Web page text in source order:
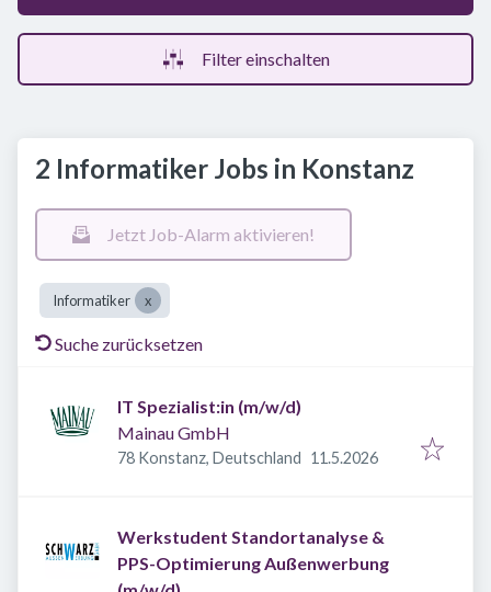
Filter einschalten
2 Informatiker Jobs in Konstanz
Jetzt Job-Alarm aktivieren!
Informatiker
Suche zurücksetzen
IT Spezialist:in (m/w/d)
Mainau GmbH
78 Konstanz, Deutschland Veröffentlicht
11.5.2026
Werkstudent Standortanalyse &
PPS-Optimierung Außenwerbung